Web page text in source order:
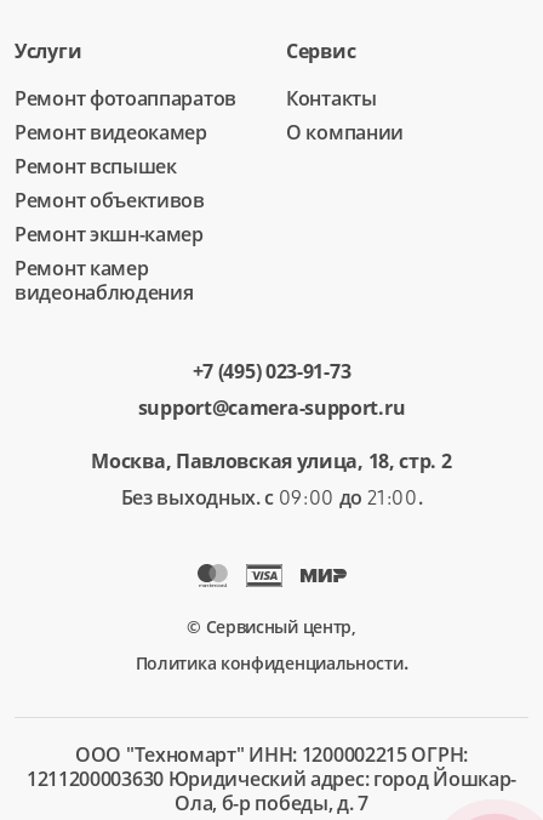
Ремонт креплений
Замена байонета
от 3 500 ₽
Ремонт байонета
от 2 000 ₽
Замена контактов для передачи данных
Ремонт контактов для передачи данных
от 750 ₽
Замена стабилизатора изображения
Ремонт стабилизатора изображения
от 2 500 ₽
Услуги
Ремонт фотоаппаратов
Ремонт видеокамер
Ремонт вспышек
Ремонт объективов
Ремонт экшн-камер
Ремонт камер
видеонаблюдения
Сервис
Контакты
О компании
+7 (495) 023-91-73
support@camera-support.ru
Москва, Павловская улица, 18, стр. 2
Без выходных. с 09:00 до 21:00.
© Сервисный центр,
Политика конфиденциальности.
ООО "Техномарт" ИНН: 1200002215 ОГРН:
1211200003630 Юридический адрес: город Йошкар-
Ола, б-р победы, д. 7